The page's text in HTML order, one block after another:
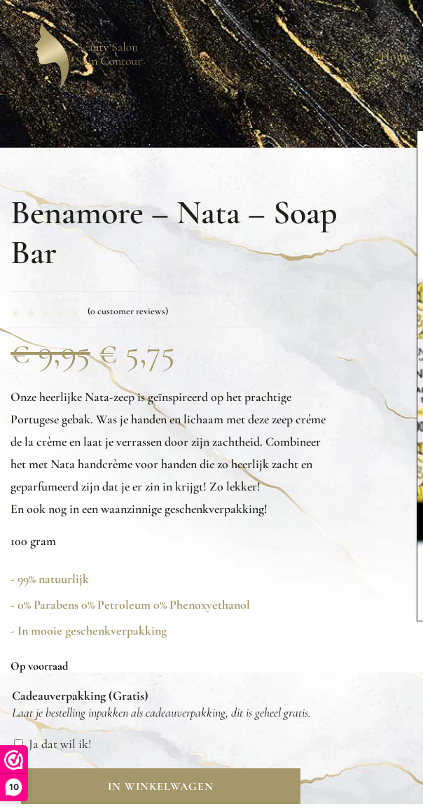
10
Home
Benamore – Nata – Soap
Bar
(0customer reviews)
€9,95€ 5,75
Onze heerlijke Nata-zeep is geïnspireerd op het prachtige
Portugese gebak. Was je handen en lichaam met deze zeep créme
de la crème en laat je verrassen door zijn zachtheid. Combineer
het met Nata handcrème voor handen die zo heerlijk zacht en
geparfumeerd zijn dat je er zin in krijgt! Zo lekker!
En ook nog in een waanzinnige geschenkverpakking!
100 gram
- 99% natuurlijk
- 0% Parabens 0% Petroleum 0% Phenoxyethanol
- In mooie geschenkverpakking
Op voorraad
Cadeauverpakking (Gratis)
Laat je bestelling inpakken als cadeauverpakking, dit is geheel gratis.
Ja dat wil ik!
IN WINKELWAGEN